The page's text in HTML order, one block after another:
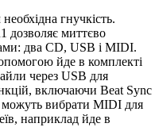
гнучкість.
дозволяє миттєво
два CD, USB і MIDI.
йде в комплекті
через USB для
включаючи Beat Sync
вибрати MIDI для
наприклад йде в